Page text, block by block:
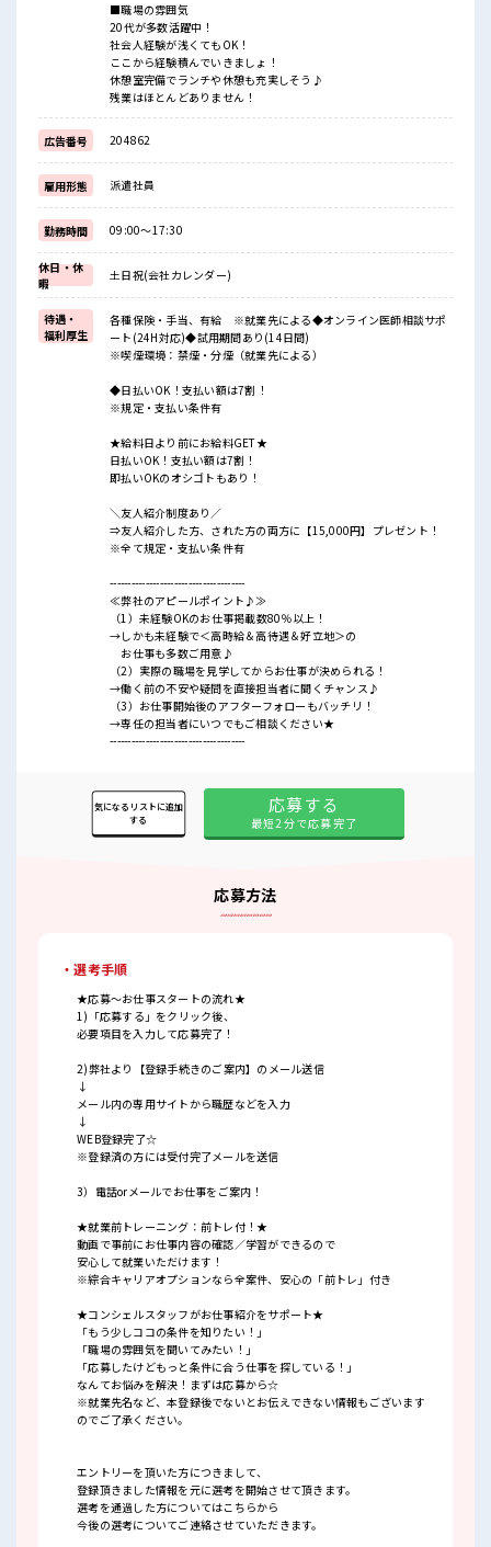
■職場の雰囲気
20代が多数活躍中！
社会人経験が浅くてもOK！
ここから経験積んでいきましょ！
休憩室完備でランチや休憩も充実しそう♪
残業はほとんどありません！
広告番号 204862
雇用形態 派遣社員
勤務時間 09:00～17:30
休日・休
暇
土日祝(会社カレンダー)
待遇・
福利厚生
各種保険・手当、有給 ※就業先による◆オンライン医師相談サポ
ート(24H対応)◆試用期間あり(14日間)
※喫煙環境：禁煙・分煙（就業先による）
◆日払いOK！支払い額は7割！
※規定・支払い条件有
★給料日より前にお給料GET★
日払いOK！支払い額は7割！
即払いOKのオシゴトもあり！
＼友人紹介制度あり／
⇒友人紹介した方、された方の両方に【15,000円】プレゼント！
※全て規定・支払い条件有
--------------------------------------
≪弊社のアピールポイント♪≫
（1）未経験OKのお仕事掲載数80％以上！
→しかも未経験で＜高時給＆高待遇＆好立地＞の
お仕事も多数ご用意♪
（2）実際の職場を見学してからお仕事が決められる！
→働く前の不安や疑問を直接担当者に聞くチャンス♪
（3）お仕事開始後のアフターフォローもバッチリ！
→専任の担当者にいつでもご相談ください★
--------------------------------------
応募する
最短2分で応募完了
気になるリストに追加
する
応募方法
・選考手順
★応募～お仕事スタートの流れ★
1)「応募する」をクリック後、
必要項目を入力して応募完了！
2)弊社より【登録手続きのご案内】のメール送信
↓
メール内の専用サイトから職歴などを入力
↓
WEB登録完了☆
※登録済の方には受付完了メールを送信
3）電話orメールでお仕事をご案内！
★就業前トレーニング：前トレ付！★
動画で事前にお仕事内容の確認／学習ができるので
安心して就業いただけます！
※綜合キャリアオプションなら全案件、安心の「前トレ」付き
★コンシェルスタッフがお仕事紹介をサポート★
「もう少しココの条件を知りたい！」
「職場の雰囲気を聞いてみたい！」
「応募したけどもっと条件に合う仕事を探している！」
なんてお悩みを解決！まずは応募から☆
※就業先名など、本登録後でないとお伝えできない情報もございます
のでご了承ください。
エントリーを頂いた方につきまして、
登録頂きました情報を元に選考を開始させて頂きます。
選考を通過した方についてはこちらから
今後の選考についてご連絡させていただきます。